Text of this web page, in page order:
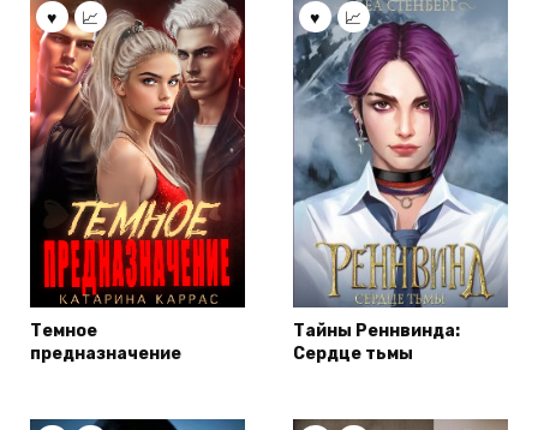
Темное
предназначение
Тайны Реннвинда:
Сердце тьмы